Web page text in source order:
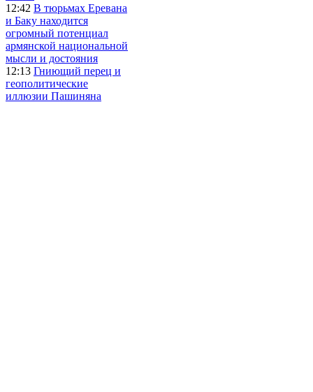
12:42 В тюрьмах Еревана
и Баку находится
огромный потенциал
армянской национальной
мысли и достояния
12:13 Гниющий перец и
геополитические
иллюзии Пашиняна